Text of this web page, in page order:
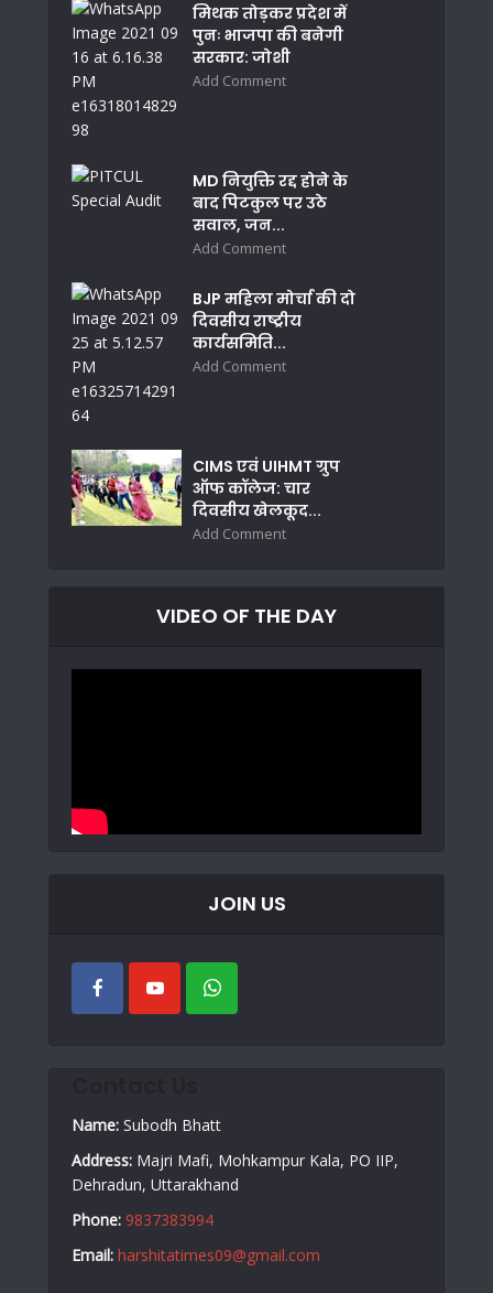
मिथक तोड़कर प्रदेश में
पुनः भाजपा की बनेगी
सरकार: जोशी
Add Comment
MD नियुक्ति रद्द होने के
बाद पिटकुल पर उठे
सवाल, जन...
Add Comment
BJP महिला मोर्चा की दो
दिवसीय राष्ट्रीय
कार्यसमिति...
Add Comment
CIMS एवं UIHMT ग्रुप
ऑफ कॉलेज: चार
दिवसीय खेलकूद...
Add Comment
VIDEO OF THE DAY
JOIN US
Name: Subodh Bhatt
Address: Majri Mafi, Mohkampur Kala, PO IIP,
Dehradun, Uttarakhand
Phone: 9837383994
Email: harshitatimes09@gmail.com